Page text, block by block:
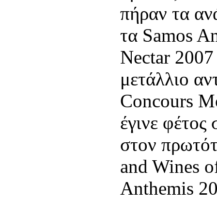
πήραν τα
τα Samos
Nectar
μετάλλιο
Concours
έγινε
στον
and Wines
Anthemis